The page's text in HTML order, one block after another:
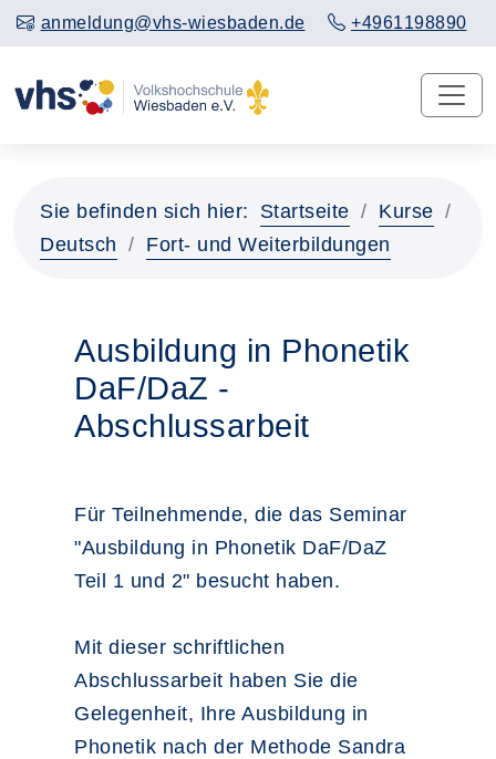
anmeldung@vhs-wiesbaden.de +4961198890
Sie befinden sich hier: Startseite
Kurse
Deutsch
Fort- und Weiterbildungen
Ausbildung in Phonetik
DaF/DaZ -
Abschlussarbeit
Für Teilnehmende, die das Seminar
"Ausbildung in Phonetik DaF/DaZ
Teil 1 und 2" besucht haben.
Mit dieser schriftlichen
Abschlussarbeit haben Sie die
Gelegenheit, Ihre Ausbildung in
Phonetik nach der Methode Sandra